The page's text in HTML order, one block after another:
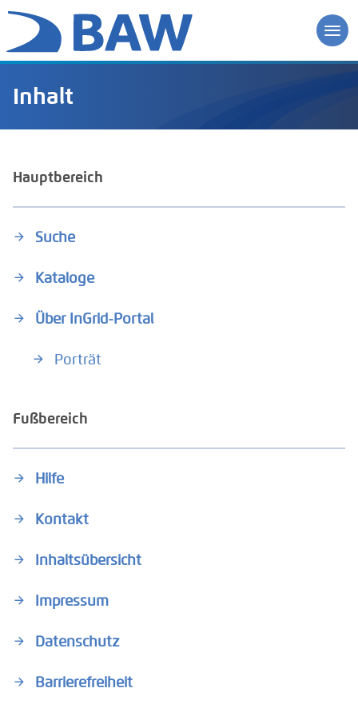
Inhalt
Hauptbereich
Suche
Kataloge
Über InGrid-Portal
Porträt
Fußbereich
Hilfe
Kontakt
Inhaltsübersicht
Impressum
Datenschutz
Barrierefreiheit